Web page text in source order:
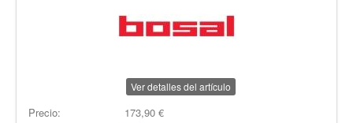
Ver detalles del artículo
Precio: 173,90€